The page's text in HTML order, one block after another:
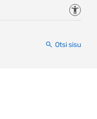
Otsi sisu